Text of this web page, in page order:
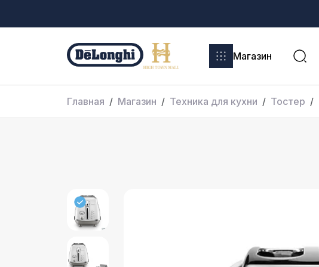
Магазин
Главная Магазин Техника для кухни Тостер